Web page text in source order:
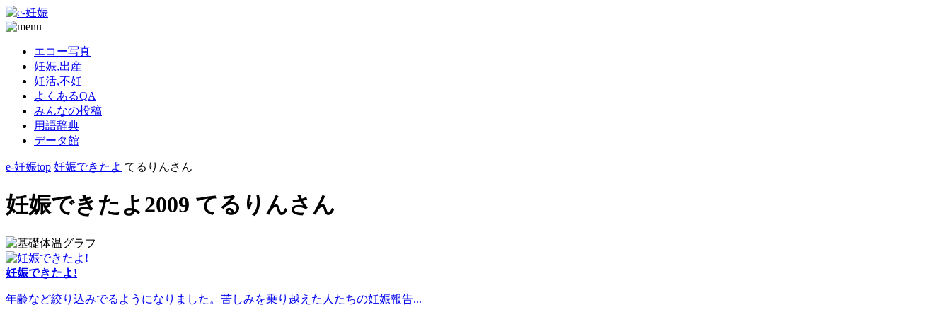
エコー写真
妊娠,出産
妊活,不妊
よくあるQA
みんなの投稿
用語辞典
データ館
e-妊娠top 妊娠できたよ てるりんさん
妊娠できたよ2009 てるりんさん
妊娠できたよ!
年齢など絞り込みでるようになりました。苦しみを乗り越えた人たちの妊娠報告...